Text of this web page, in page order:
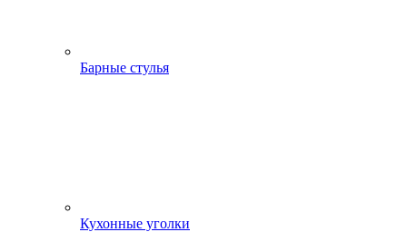
Барные стулья
Кухонные уголки